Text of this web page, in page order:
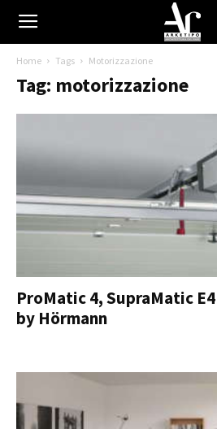
Home Tags Motorizzazione
Tag: motorizzazione
ProMatic 4, SupraMatic
by Hörmann